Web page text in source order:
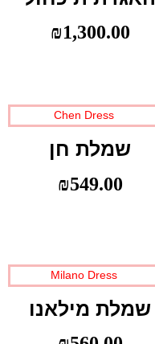
₪1,300.00
שמלת חן
₪549.00
שמלת מילאנו